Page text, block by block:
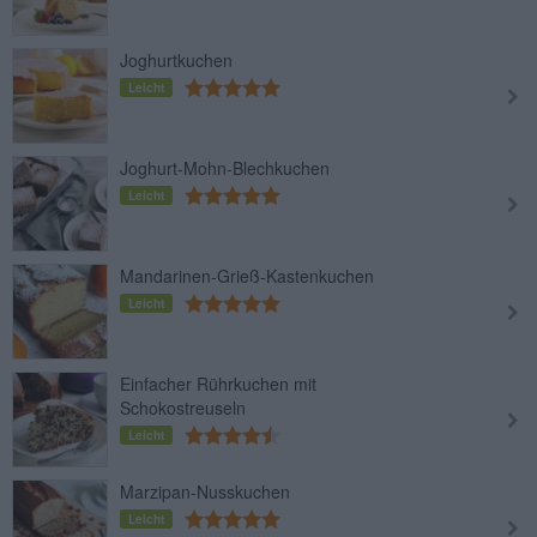
Joghurtkuchen
Leicht
Joghurt-Mohn-Blechkuchen
Leicht
Mandarinen-Grieß-Kastenkuchen
Leicht
Einfacher Rührkuchen mit
Schokostreuseln
Leicht
Marzipan-Nusskuchen
Leicht